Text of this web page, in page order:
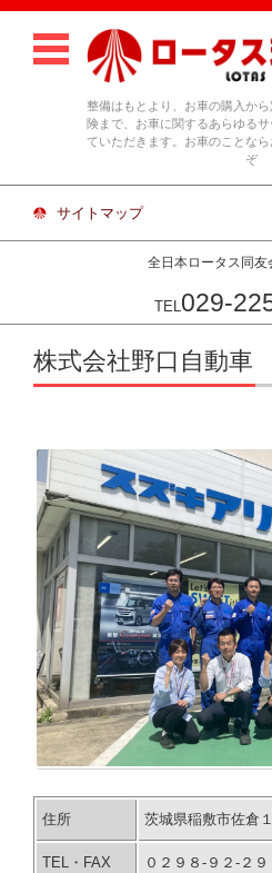
整備はもとより、お車の購入か
険まで、お車に関するあらゆる
ていただきます。お車のことな
ぞ
サイトマップ
全日本ロータス同友
TEL029-
コンテンツに移動
株式会社野口自動車
住所 茨城県稲敷市佐倉
TEL・FAX
０２９８-９２-２